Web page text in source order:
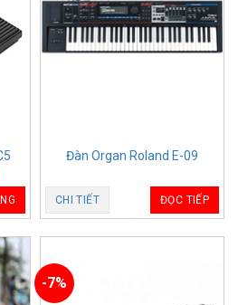
Đàn Organ Roland E-09
CHI TIẾT ĐỌC TIẾP
-7%